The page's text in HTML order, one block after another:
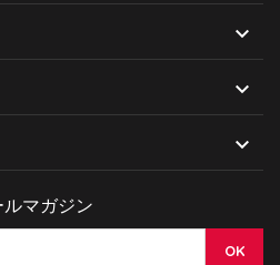



ルマガジン